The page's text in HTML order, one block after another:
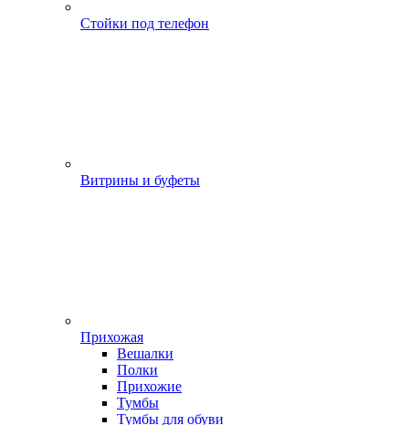
Стойки под телефон
Витрины и буфеты
Прихожая
Вешалки
Полки
Прихожие
Тумбы
Тумбы для обуви